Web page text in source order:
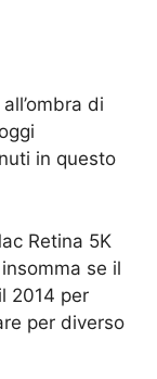
di
in questo
Retina 5K
se il
2014 per
per diverso